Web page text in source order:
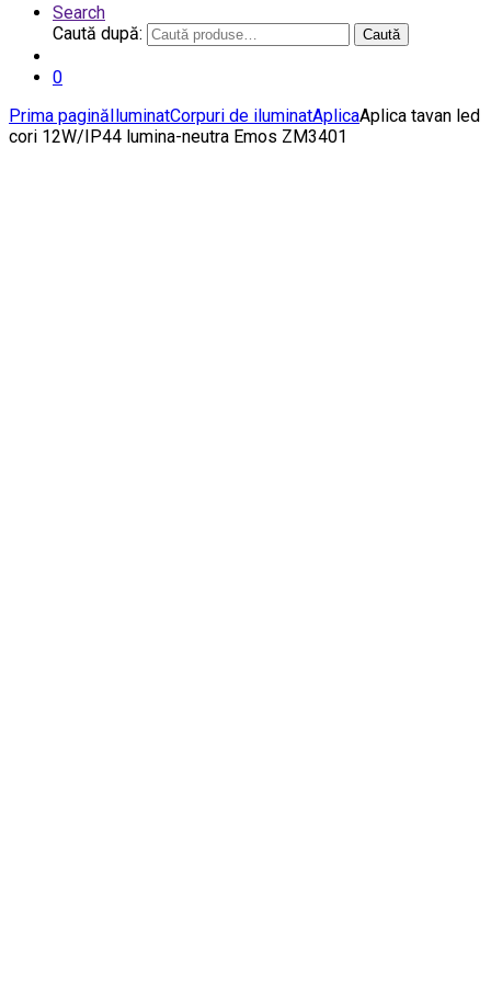
Search
Caută după:
Caută
0
Prima paginăIluminatCorpuri de iluminatAplicaAplica tavan led
cori 12W/IP44 lumina-neutra Emos ZM3401